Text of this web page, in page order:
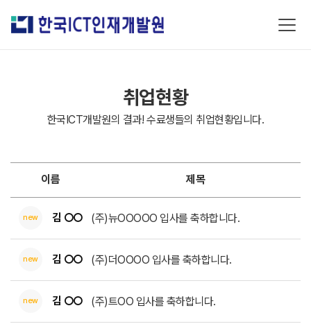
취업현황
한국ICT개발원의 결과! 수료생들의 취업현황입니다.
이름 제목
new 김 ○○ (주)뉴OOOOO 입사를 축하합니다.
new 김 ○○ (주)더OOOO 입사를 축하합니다.
new 김 ○○ (주)트OO 입사를 축하합니다.